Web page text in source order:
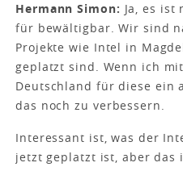
Hermann Simon: Ja, es
für bewältigbar. Wir sind
Projekte wie Intel in
geplatzt sind. Wenn ich
Deutschland für diese ein
das noch zu verbessern.
Interessant ist, was der
jetzt geplatzt ist, aber das